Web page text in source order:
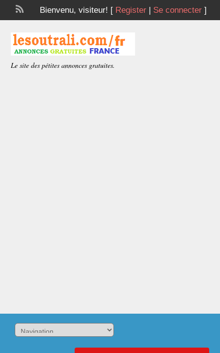
Bienvenu, visiteur! [ Register| Se connecter]
Le site des pétites annonces gratuites.